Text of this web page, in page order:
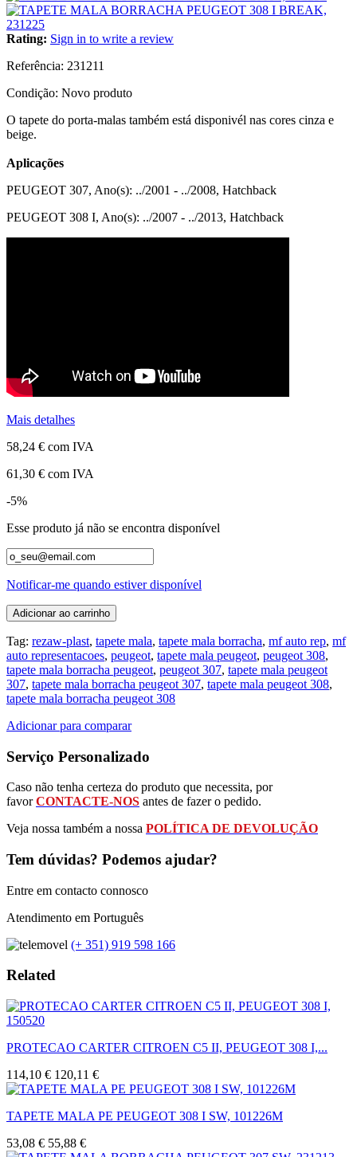
Rating: Sign in to write a review
Referência: 231211
Condição: Novo produto
O tapete do porta-malas também está disponivél nas cores cinza e
beige.
Aplicações
PEUGEOT 307, Ano(s): ../2001 - ../2008, Hatchback
PEUGEOT 308 I, Ano(s): ../2007 - ../2013, Hatchback
Mais detalhes
58,24 € com IVA
61,30 € com IVA
-5%
Esse produto já não se encontra disponível
Notificar-me quando estiver disponível
Adicionar ao carrinho
Tag: rezaw-plast, tapete mala, tapete mala borracha, mf auto rep, mf
auto representacoes, peugeot, tapete mala peugeot, peugeot 308,
tapete mala borracha peugeot, peugeot 307, tapete mala peugeot
307, tapete mala borracha peugeot 307, tapete mala peugeot 308,
tapete mala borracha peugeot 308
Adicionar para comparar
Serviço Personalizado
Caso não tenha certeza do produto que necessita, por
favorCONTACTE-NOS antes de fazer o pedido.
Veja nossa também a nossa POLÍTICA DE DEVOLUÇÃO
Tem dúvidas? Podemos ajudar?
Entre em contacto connosco
Atendimento em Português
(+ 351) 919 598 166
Related
PROTECAO CARTER CITROEN C5 II, PEUGEOT 308 I,...
114,10 € 120,11 €
TAPETE MALA PE PEUGEOT 308 I SW, 101226M
53,08 € 55,88 €